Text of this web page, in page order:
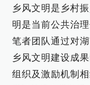
乡风文明是乡村
明是当前公共治
笔者团队通过对
乡风文明建设成
组织及激励机制